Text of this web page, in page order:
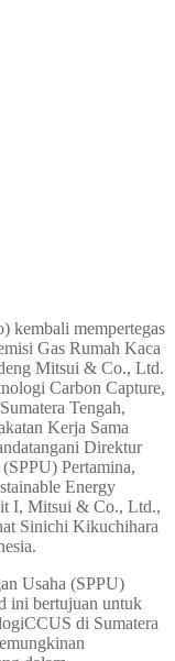
kembali mempertegas
Gas Rumah Kaca
Mitsui & Co., Ltd.
Carbon Capture,
Tengah,
Kerja Sama
Direktur
Pertamina,
Energy
I, Mitsui & Co., Ltd.,
Sinichi Kikuchihara
Usaha (SPPU)
ini bertujuan untuk
di Sumatera